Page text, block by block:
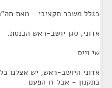
בגלל משבר תקציבי - מאת
אדוני, סגן יושב-ראש הכנסת.
שי וייס
אדוני היושב-ראש, יש אצלנו
בתקנון - אבל זו הפעם